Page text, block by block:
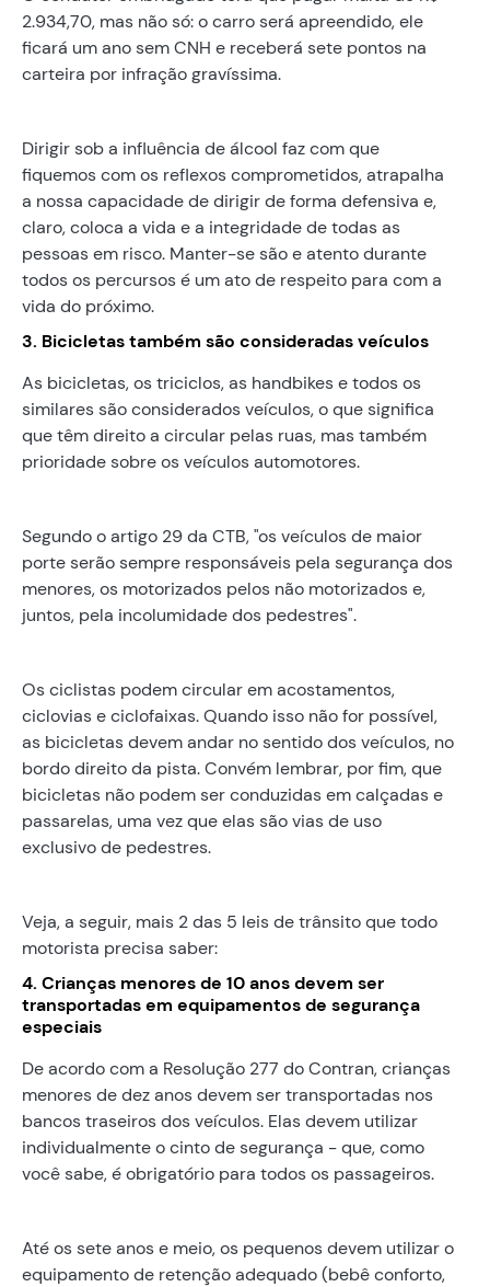
2.934,70, mas não só: o carro será apreendido, ele
ficará um ano sem CNH e receberá sete pontos na
carteira por infração gravíssima.
Dirigir sob a influência de álcool faz com que
fiquemos com os reflexos comprometidos, atrapalha
a nossa capacidade de dirigir de forma defensiva e,
claro, coloca a vida e a integridade de todas as
pessoas em risco. Manter-se são e atento durante
todos os percursos é um ato de respeito para com a
vida do próximo.
3. Bicicletas também são consideradas veículos
As bicicletas, os triciclos, as handbikes e todos os
similares são considerados veículos, o que significa
que têm direito a circular pelas ruas, mas também
prioridade sobre os veículos automotores.
Segundo o artigo 29 da CTB, "os veículos de maior
porte serão sempre responsáveis pela segurança dos
menores, os motorizados pelos não motorizados e,
juntos, pela incolumidade dos pedestres".
Os ciclistas podem circular em acostamentos,
ciclovias e ciclofaixas. Quando isso não for possível,
as bicicletas devem andar no sentido dos veículos, no
bordo direito da pista. Convém lembrar, por fim, que
bicicletas não podem ser conduzidas em calçadas e
passarelas, uma vez que elas são vias de uso
exclusivo de pedestres.
Veja, a seguir, mais 2 das 5 leis de trânsito que todo
motorista precisa saber:
4. Crianças menores de 10 anos devem ser
transportadas em equipamentos de segurança
especiais
De acordo com a Resolução 277 do Contran, crianças
menores de dez anos devem ser transportadas nos
bancos traseiros dos veículos. Elas devem utilizar
individualmente o cinto de segurança - que, como
você sabe, é obrigatório para todos os passageiros.
Até os sete anos e meio, os pequenos devem utilizar o
equipamento de retenção adequado (bebê conforto,